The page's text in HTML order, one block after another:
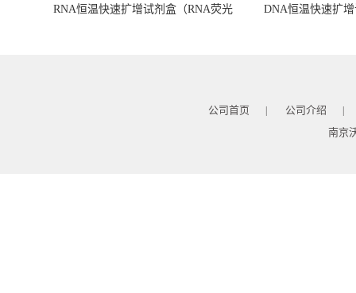
RNA恒温快速扩增试剂盒（RNA荧光
DNA恒温快速扩
公司首页 | 公司介绍 |
南京